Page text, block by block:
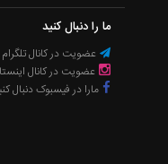
ما را دنبال کنید
عضویت در کانال تلگرام
عضویت در کانال
مارا در فیسبوک دنبال